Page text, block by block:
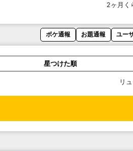
2ヶ月く
ボケ通報 お題通報 ユー
星つけた順
リ